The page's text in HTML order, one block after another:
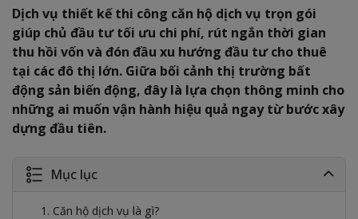
Dịch vụ thiết kế thi công căn hộ dịch vụ trọn gói
giúp chủ đầu tư tối ưu chi phí, rút ngắn thời gian
thu hồi vốn và đón đầu xu hướng đầu tư cho thuê
tại các đô thị lớn. Giữa bối cảnh thị trường bất
động sản biến động, đây là lựa chọn thông minh cho
những ai muốn vận hành hiệu quả ngay từ bước xây
dựng đầu tiên.
Mục lục
1. Căn hộ dịch vụ là gì?